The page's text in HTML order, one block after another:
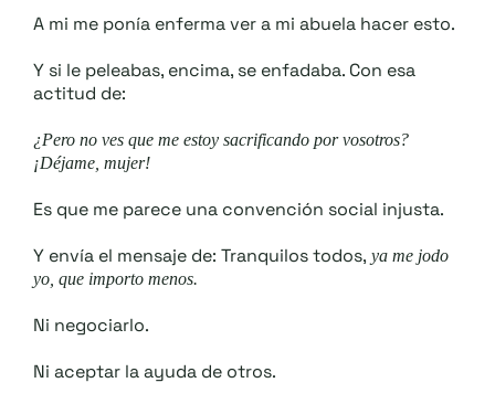
A mi me ponía enferma ver a mi abuela hacer esto.
Y si le peleabas, encima, se enfadaba. Con esa
actitud de:
¿Pero no ves que me estoy sacrificando por vosotros?
¡Déjame, mujer!
Es que me parece una convención social injusta.
Y envía el mensaje de: Tranquilos todos, ya me jodo
yo, que importo menos.
Ni negociarlo.
Ni aceptar la ayuda de otros.